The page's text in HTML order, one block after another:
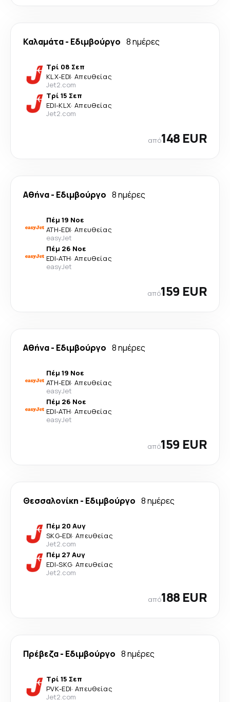
Καλαμάτα- Εδιμβούργο 8 ημέρες
Τρί 08 Σεπ
KLX-EDI· Απευθείας
Jet2.com
Τρί 15 Σεπ
EDI-KLX· Απευθείας
Jet2.com
από148 EUR
Αθήνα- Εδιμβούργο 8 ημέρες
Πέμ 19 Νοε
ATH-EDI· Απευθείας
easyJet
Πέμ 26 Νοε
EDI-ATH· Απευθείας
easyJet
από159 EUR
Αθήνα- Εδιμβούργο 8 ημέρες
Πέμ 19 Νοε
ATH-EDI· Απευθείας
easyJet
Πέμ 26 Νοε
EDI-ATH· Απευθείας
easyJet
από159 EUR
Θεσσαλονίκη - Εδιμβούργο 8 ημέρες
Πέμ 20 Αυγ
SKG-EDI· Απευθείας
Jet2.com
Πέμ 27 Αυγ
EDI-SKG· Απευθείας
Jet2.com
από188 EUR
Πρέβεζα- Εδιμβούργο 8 ημέρες
Τρί 15 Σεπ
PVK-EDI· Απευθείας
Jet2.com